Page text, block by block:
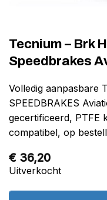
Tecnium – Brk
Speedbrakes
Volledig aanpasbare
SPEEDBRAKES
gecertificeerd, PTFE
compatibel, op
€ 36,20
Uitverkocht